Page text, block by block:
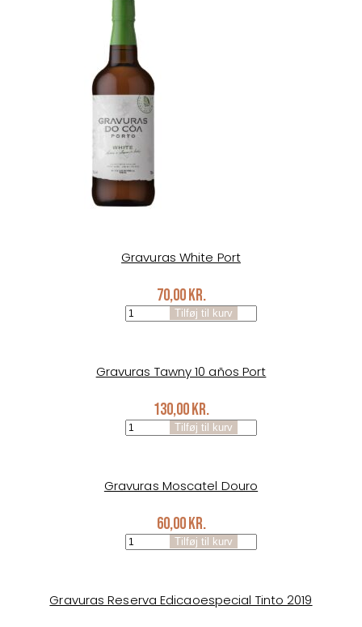
antal
Gravuras White Port
70,00kr.
Gravuras
White
Tilføj til kurv
Gravuras Tawny 10 años Port
130,00kr.
Gravuras
Tawny
Port
Tilføj til kurv
Gravuras Moscatel Douro
60,00kr.
Gravuras
Moscatel
Tilføj til kurv
Gravuras Reserva Edicaoespecial Tinto 2019